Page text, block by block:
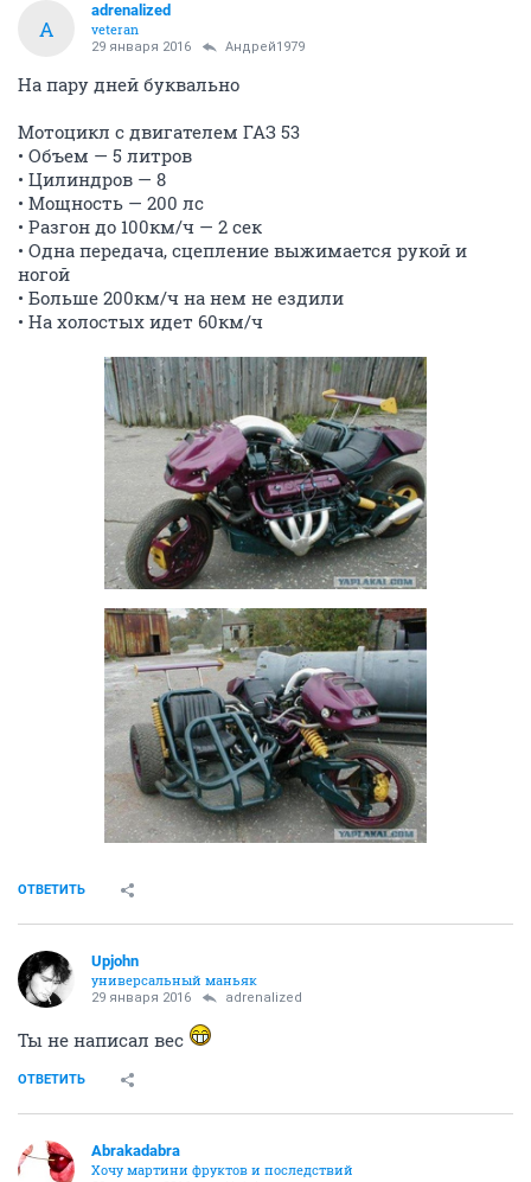
adrenalized
25 декабря 2015 ShockingRuby
Не интересно, на высоту до полуметра я и без
матраца попрыгаю неуставая, надо чтобы выше неба
прям.
А еще хочу у стенки спать!
ОТВЕТИТЬ
adrenalized
29 января 2016 Андрей1979
На пару дней буквально
Мотоцикл с двигателем ГАЗ 53
• Объем — 5 литров
• Цилиндров — 8
• Мощность — 200 лс
• Разгон до 100км/ч — 2 сек
• Одна передача, сцепление выжимается рукой и
• Больше 200км/ч на нем не ездили
• На холостых идет 60км/ч